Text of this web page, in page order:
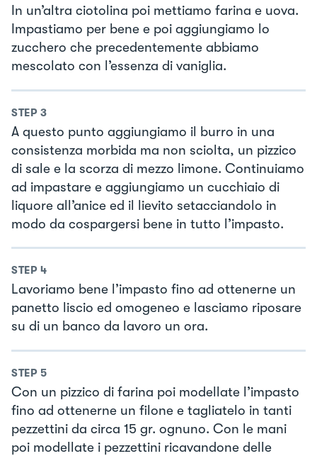
In un’altra ciotolina poi mettiamo farina e uova.
Impastiamo per bene e poi aggiungiamo lo
zucchero che precedentemente abbiamo
mescolato con l’essenza di vaniglia.
STEP 3
A questo punto aggiungiamo il burro in una
consistenza morbida ma non sciolta, un pizzico
di sale e la scorza di mezzo limone. Continuiamo
ad impastare e aggiungiamo un cucchiaio di
liquore all’anice ed il lievito setacciandolo in
modo da cospargersi bene in tutto l’impasto.
STEP 4
Lavoriamo bene l’impasto fino ad ottenerne un
panetto liscio ed omogeneo e lasciamo riposare
su di un banco da lavoro un ora.
STEP 5
Con un pizzico di farina poi modellate l’impasto
fino ad ottenerne un filone e tagliatelo in tanti
pezzettini da circa 15 gr. ognuno. Con le mani
poi modellate i pezzettini ricavandone delle